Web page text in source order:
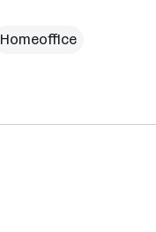
Homeoffice